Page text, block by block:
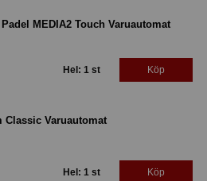
MEDIA2 Touch Varuautomat
Hel: 1 st Köp
Classic Varuautomat
Hel: 1 st Köp